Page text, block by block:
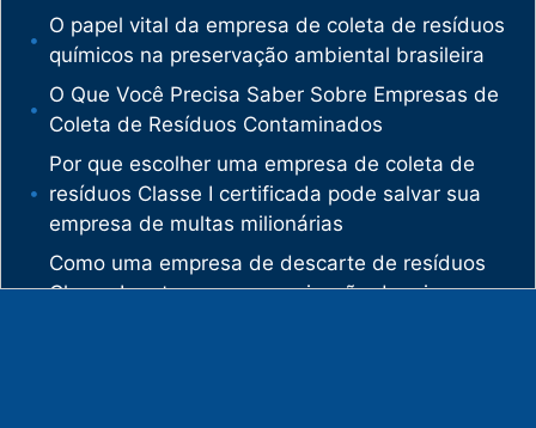
O papel vital da empresa de coleta de resíduos
químicos na preservação ambiental brasileira
O Que Você Precisa Saber Sobre Empresas de
Coleta de Resíduos Contaminados
Por que escolher uma empresa de coleta de
resíduos Classe I certificada pode salvar sua
empresa de multas milionárias
Como uma empresa de descarte de resíduos
Classe I protege sua organização de crimes